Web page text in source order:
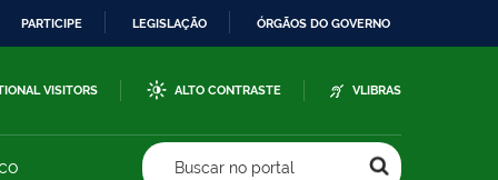
PARTICIPE LEGISLAÇÃO ÓRGÃOS DO GOVERNO
VISITORS ALTO CONTRASTE VLIBRAS
Buscar no portal